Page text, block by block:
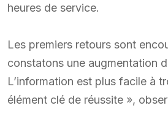
heures de service.
Les premiers retours sont
constatons une augmentation
L’information est plus facile à
élément clé de réussite »,